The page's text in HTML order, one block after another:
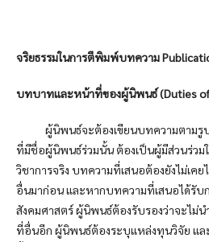
จริยธรรมในการตีพิมพ์บทความ
บทบาทและหน้าที่ของผู้นิพนธ์(Duties
ผู้นิพนธ์จะต้องเขียนบทความตามรูป
ที่มีชื่อผู้นิพนธ์ร่วมนั้น ต้องเป็นผู้มีส่วนร่วม
วิชาการจริง บทความที่เสนอต้องยังไม่เค
อื่นมาก่อน และหากบทความที่เสนอได้รับ
สังคมศาสตร์ ผู้นิพนธ์ต้องรับรองว่าจะไม่
ที่อื่นอีก ผู้นิพนธ์ต้องระบุแหล่งทุนวิจัย และ